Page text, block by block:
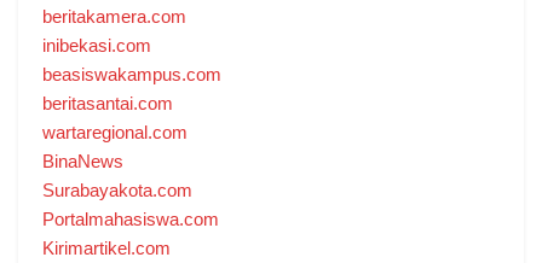
beritakamera.com
inibekasi.com
beasiswakampus.com
beritasantai.com
wartaregional.com
BinaNews
Surabayakota.com
Portalmahasiswa.com
Kirimartikel.com